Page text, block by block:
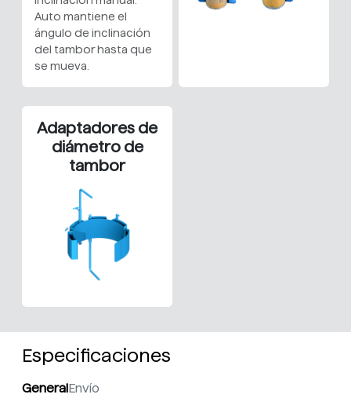
Auto mantiene el
ángulo de inclinación
del tambor hasta que
se mueva.
Adaptadores de
diámetro de
tambor
Especificaciones
GeneralEnvío